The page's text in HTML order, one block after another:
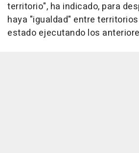
territorio", ha indicado, para
haya "igualdad" entre
estado ejecutando los